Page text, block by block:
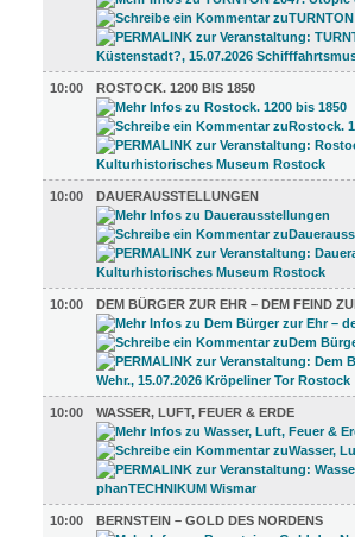
10:00 ROSTOCK. 1200 BIS 1850
10:00 DAUERAUSSTELLUNGEN
10:00 DEM BÜRGER ZUR EHR – DEM FEIND
10:00 WASSER, LUFT, FEUER & ERDE
10:00 BERNSTEIN – GOLD DES NORDENS